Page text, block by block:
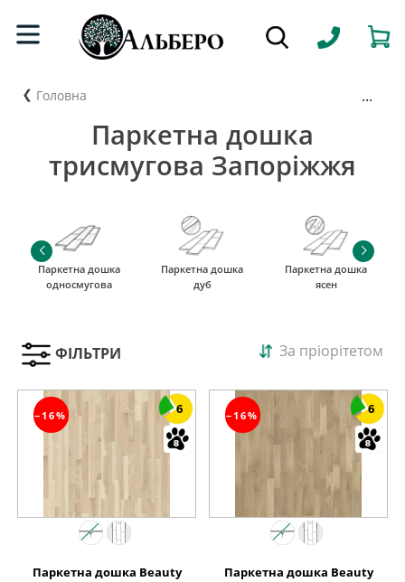
Головна ...
Паркетна дошка
трисмугова Запоріжжя
Паркетна дошка
односмугова
Паркетна дошка
дуб
Паркетна дошка
ясен
ФІЛЬТРИ За пріорітетом
−16% 6
Паркетна дошка Beauty
−16% 6
Паркетна дошка Beauty